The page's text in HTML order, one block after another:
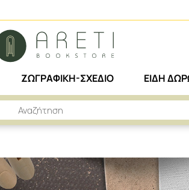
ΖΩΓΡΑΦΙΚΗ-ΣΧΕΔΙΟ ΕΙΔΗ